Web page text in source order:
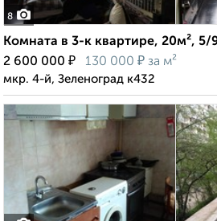
8
Комната в 3-к квартире, 20м², 5/
2 600 000 ₽ 130 000 ₽ за м²
мкр. 4-й, Зеленоград к432